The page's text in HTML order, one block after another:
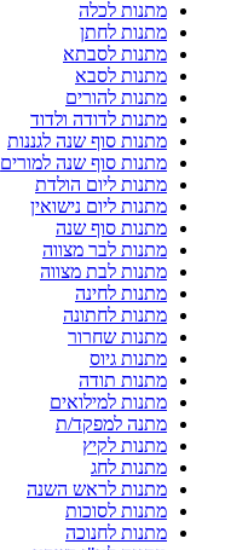
מתנות לכלה
מתנות לחתן
מתנות לסבתא
מתנות לסבא
מתנות להורים
מתנות לדודה ולדוד
מתנות סוף שנה לגננות
מתנות סוף שנה למורים
מתנות ליום הולדת
מתנות ליום נישואין
מתנות סוף שנה
מתנות לבר מצווה
מתנות לבת מצווה
מתנות לחינה
מתנות לחתונה
מתנות שחרור
מתנות גיוס
מתנות תודה
מתנות למילואים
מתנה למפקד/ת
מתנות לקיץ
מתנות לחג
מתנות לראש השנה
מתנות לסוכות
מתנות לחנוכה